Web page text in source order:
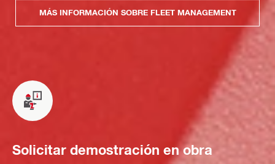
MÁS INFORMACIÓN SOBRE FLEET MANAGEMENT
Solicitar demostración en obra